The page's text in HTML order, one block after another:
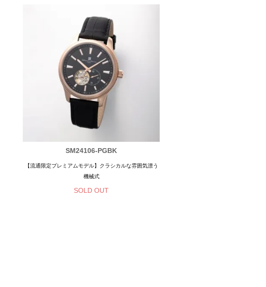
SM24106-PGBK
【流通限定プレミアムモデル】クラシカルな雰囲気漂う
機械式
SOLD OUT